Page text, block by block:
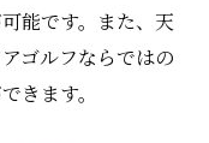
能です。また、天
ゴルフならではの
きます。